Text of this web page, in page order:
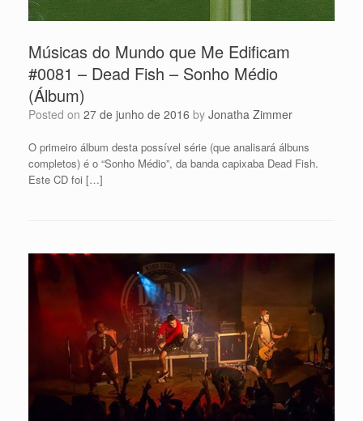
Músicas do Mundo que Me Edificam
#0081 – Dead Fish – Sonho Médio
(Álbum)
Posted on 27 de junho de 2016 by Jonatha Zimmer
O primeiro álbum desta possível série (que analisará álbuns
completos) é o “Sonho Médio”, da banda capixaba Dead Fish.
Este CD foi […]